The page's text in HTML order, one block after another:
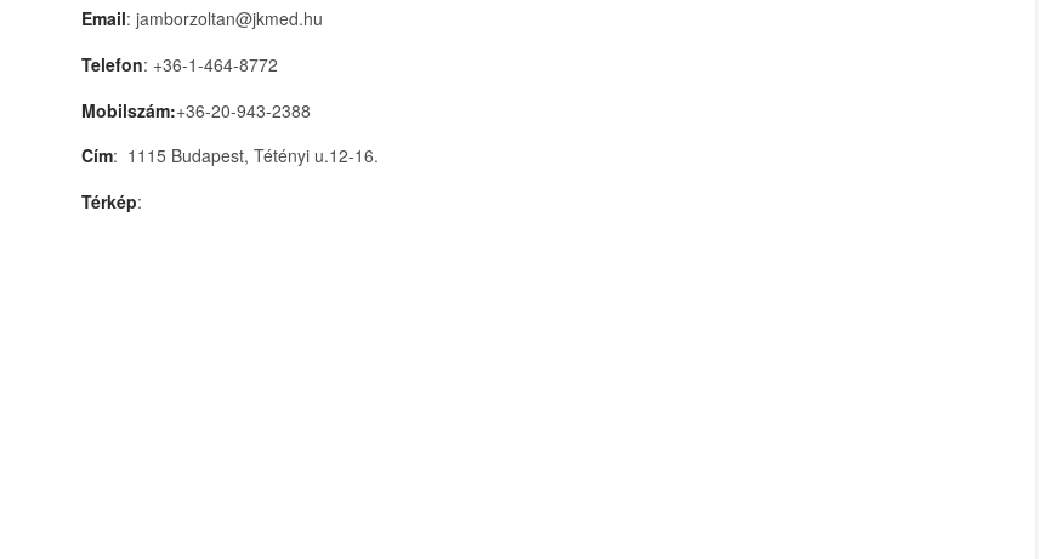
Email: jamborzoltan@jkmed.hu
Telefon: +36-1-464-8772
Mobilszám:+36-20-943-2388
Cím: 1115 Budapest, Tétényi u.12-16.
Térkép: